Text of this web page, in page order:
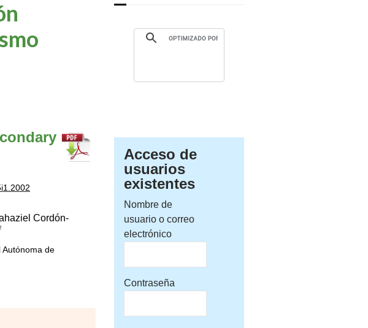
Cordón-
Autónoma de
Acceso de
usuarios
existentes
Nombre de
usuario o correo
electrónico
Contraseña